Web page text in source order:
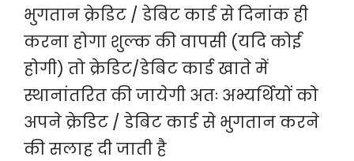
भुगतान क्रेडिट / डेबिट कार्ड से दिनांक ही
करना होगा शुल्क की वापसी (यदि कोई
होगी) तो क्रेडिट/डेबिट कार्ड खाते में
स्थानांतरित की जायेगी अतः अभ्यर्थियों को
अपने क्रेडिट / डेबिट कार्ड से भुगतान करने
की सलाह दी जाती है